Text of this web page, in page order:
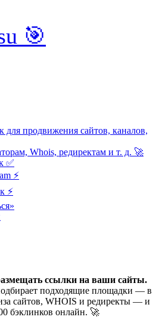
🎯
для продвижения сайтов, каналов,
Whois, редиректам и т. д. 🚀
✅
⚡️
⚡️
ссылки на ваши сайты.
подходящие площадки — в
сайтов, WHOIS и редиректы — и
бэклинков онлайн. 🚀